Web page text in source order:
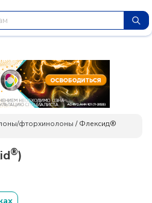
фторхинолоны /Флексид®
®)